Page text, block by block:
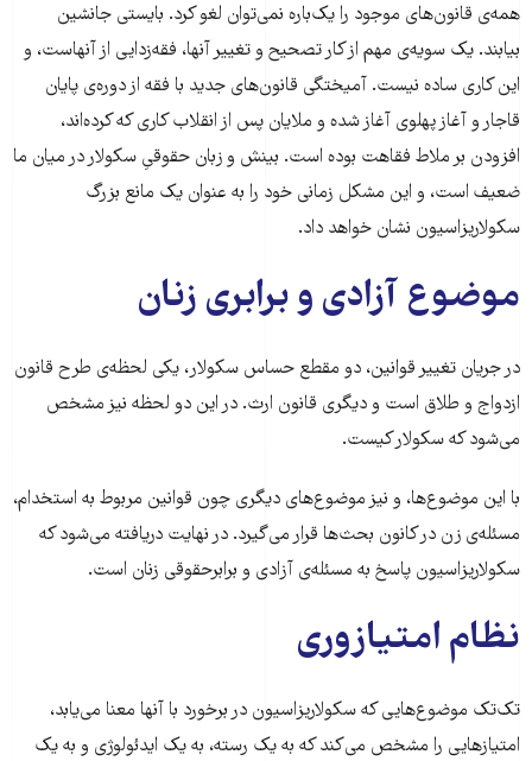
همه‌ی قانون‌های موجود را یک‌باره نمی‌توان لغو کرد. بایستی جانشین
بیابند. یک سویه‌ی مهم از کار تصحیح و تغییر آنها، فقه‌زدایی از آنهاست، و
این کاری ساده نیست. آمیختگی قانون‌های جدید با فقه از دوره‌ی پایان
قاجار و آغاز پهلوی آغاز شده و ملایان پس از انقلاب کاری که کرده‌اند،
افزودن بر ملاط فقاهت بوده است. بینش و زبان حقوقیِ سکولار در میان ما
ضعیف است، و این مشکل زمانی خود را به عنوان یک مانع بزرگ
سکولاریزاسیون نشان خواهد داد.
موضوع آزادی و برابری زنان
در جریان تغییر قوانین، دو مقطع حساس سکولار، یکی لحظه‌ی طرح قانون
ازدواج و طلاق است و دیگری قانون ارث. در این دو لحظه نیز مشخص
می‌شود که سکولار کیست.
با این موضوع‌ها، و نیز موضوع‌های دیگری چون قوانین مربوط به استخدام،
مسئله‌ی زن در کانون بحث‌ها قرار می‌گیرد. در نهایت دریافته می‌شود که
سکولاریزاسیون پاسخ به مسئله‌ی آزادی و برابرحقوقی زنان است.
نظام امتیازوری
تک‌تک موضوع‌هایی که سکولاریزاسیون در برخورد با آنها معنا می‌یابد،
امتیازهایی را مشخص می‌کند که به یک رسته، به یک ایدئولوژی و به یک